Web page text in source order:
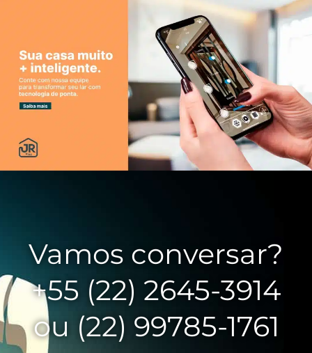
Vamos conversar?
+55 (22) 2645-3914
ou (22) 99785-1761